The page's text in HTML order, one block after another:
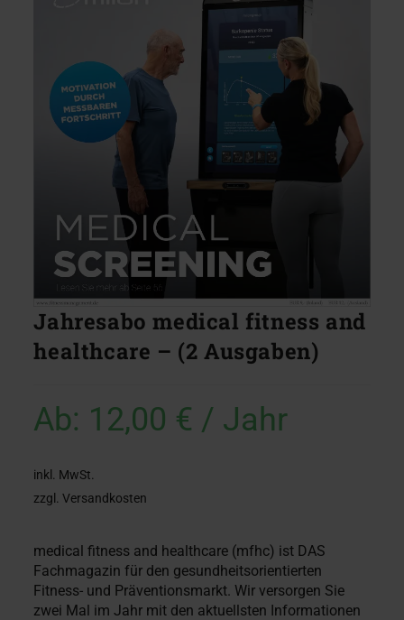
Jahresabo medical fitness and
healthcare – (2 Ausgaben)
Ab: 12,00 € / Jahr
inkl. MwSt.
zzgl. Versandkosten
medical fitness and healthcare (mfhc) ist DAS
Fachmagazin für den gesundheitsorientierten
Fitness- und Präventionsmarkt. Wir versorgen Sie
zwei Mal im Jahr mit den aktuellsten Informationen